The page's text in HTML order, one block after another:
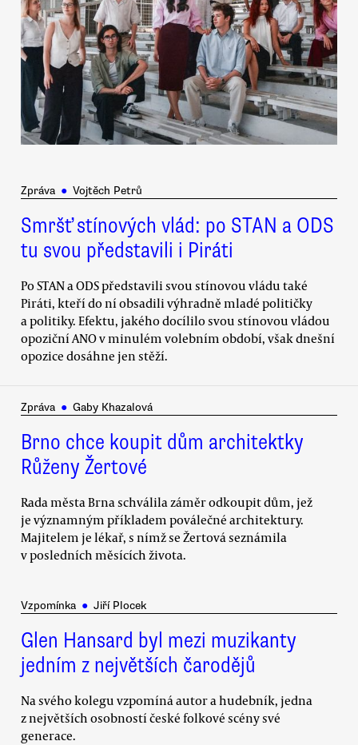
Zpráva ● Vojtěch Petrů
Smršť stínových vlád: po STAN a ODS
tu svou představili i Piráti
Po STAN a ODS představili svou stínovou vládu také
Piráti, kteří do ní obsadili výhradně mladé političky
a politiky. Efektu, jakého docílilo svou stínovou vládou
opoziční ANO v minulém volebním období, však dnešní
opozice dosáhne jen stěží.
Zpráva ● Gaby Khazalová
Brno chce koupit dům architektky
Růženy Žertové
Rada města Brna schválila záměr odkoupit dům, jež
je významným příkladem poválečné architektury.
Majitelem je lékař, s nímž se Žertová seznámila
v posledních měsících života.
Vzpomínka ● Jiří Plocek
Glen Hansard byl mezi muzikanty
jedním z největších čarodějů
Na svého kolegu vzpomíná autor a hudebník, jedna
z největších osobností české folkové scény své
generace.